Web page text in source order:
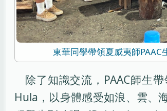
東華同學帶領夏威夷師
除了知識交流，PAAC師生
Hula，以身體感受如浪、雲、